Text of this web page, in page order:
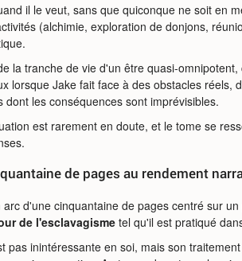
il le veut, sans que quiconque ne soit en
(alchimie, exploration de donjons,
la tranche de vie d'un être quasi-
lorsque Jake fait face à des obstacles réels,
dont les conséquences sont imprévisibles.
est rarement en doute, et le tome se
de pages au rendement
d'une cinquantaine de pages centré sur
de l'esclavagisme tel qu'il est pratiqué
pas inintéressante en soi, mais son